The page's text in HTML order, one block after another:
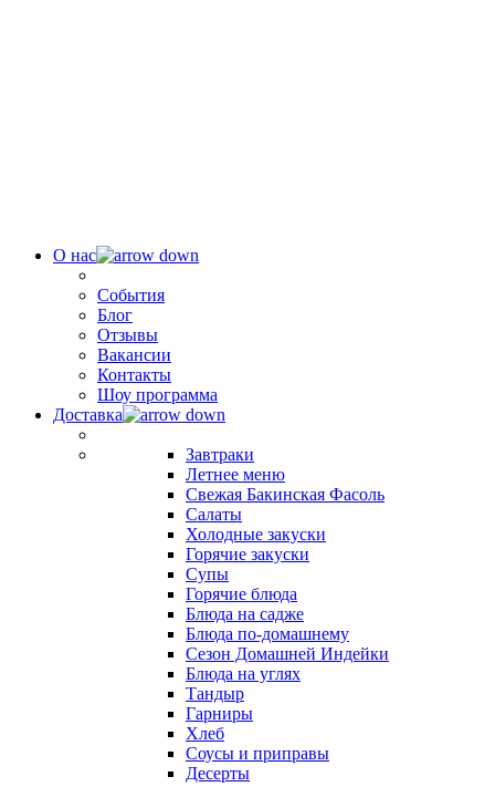
О нас
События
Блог
Отзывы
Вакансии
Контакты
Шоу программа
Доставка
Завтраки
Летнее меню
Свежая Бакинская Фасоль
Салаты
Холодные закуски
Горячие закуски
Супы
Горячие блюда
Блюда на садже
Блюда по-домашнему
Сезон Домашней Индейки
Блюда на углях
Тандыр
Гарниры
Хлеб
Соусы и приправы
Десерты